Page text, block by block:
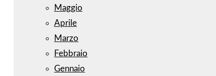
Maggio
Aprile
Marzo
Febbraio
Gennaio